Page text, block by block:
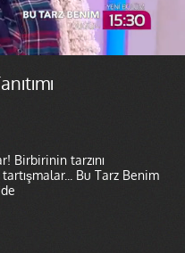
Birbirinin tarzını
Bu Tarz Benim